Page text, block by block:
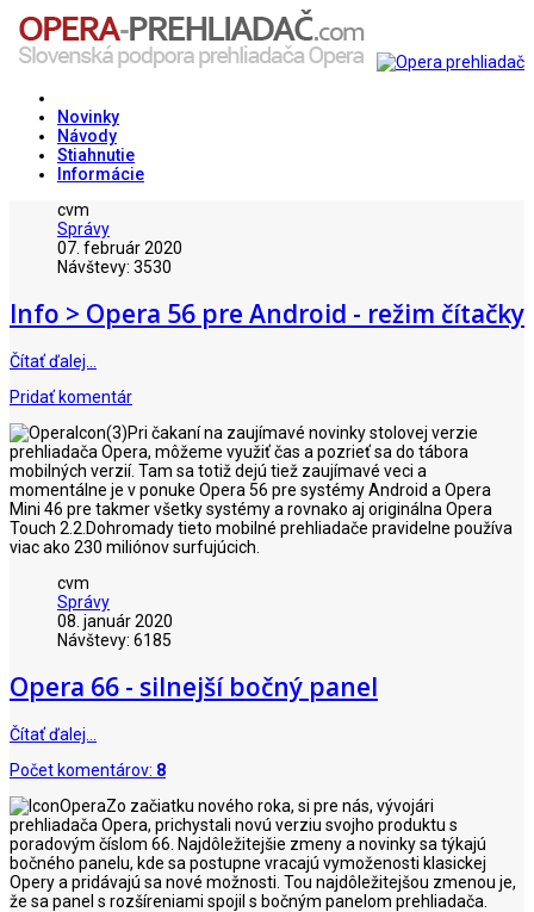
Novinky
Návody
Stiahnutie
Informácie
cvm
Správy
07. február 2020
Návštevy: 3530
Info > Opera 56 pre Android - režim čítačky
Čítať ďalej…
Pridať komentár
Pri čakaní na zaujímavé novinky stolovej verzie
prehliadača Opera, môžeme využiť čas a pozrieť sa do tábora
mobilných verzií. Tam sa totiž dejú tiež zaujímavé veci a
momentálne je v ponuke Opera 56 pre systémy Android a Opera
Mini 46 pre takmer všetky systémy a rovnako aj originálna Opera
Touch 2.2.Dohromady tieto mobilné prehliadače pravidelne používa
viac ako 230 miliónov surfujúcich.
cvm
Správy
08. január 2020
Návštevy: 6185
Opera 66 - silnejší bočný panel
Čítať ďalej…
Počet komentárov: 8
Zo začiatku nového roka, si pre nás, vývojári
prehliadača Opera, prichystali novú verziu svojho produktu s
poradovým číslom 66. Najdôležitejšie zmeny a novinky sa týkajú
bočného panelu, kde sa postupne vracajú vymoženosti klasickej
Opery a pridávajú sa nové možnosti. Tou najdôležitejšou zmenou je,
že sa panel s rozšíreniami spojil s bočným panelom prehliadača.